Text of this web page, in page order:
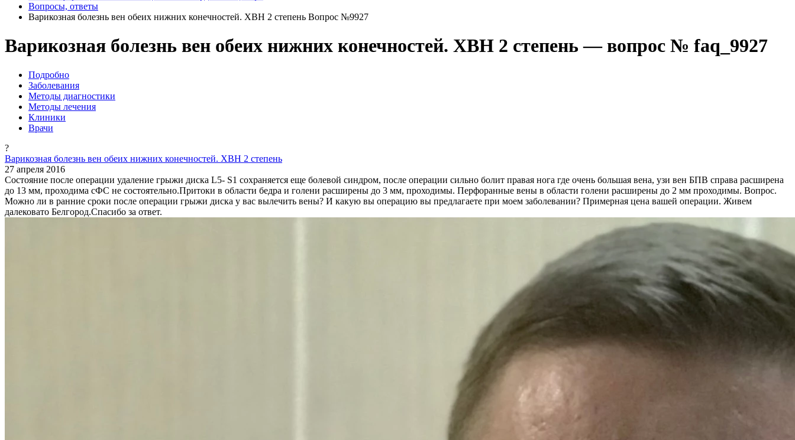
Вопросы, ответы
Варикозная болезнь вен обеих нижних конечностей. ХВН 2 степень Вопрос №9927
Варикозная болезнь вен обеих нижних конечностей. ХВН 2 степень — вопрос № faq_9927
Подробно
Заболевания
Методы диагностики
Методы лечения
Клиники
Врачи
?
Варикозная болезнь вен обеих нижних конечностей. ХВН 2 степень
27 апреля 2016
Состояние после операции удаление грыжи диска L5- S1 сохраняется еще болевой синдром, после операции сильно болит правая нога где очень большая вена, узи вен БПВ справа расширена
до 13 мм, проходима сФС не состоятельно.Притоки в области бедра и голени расширены до 3 мм, проходимы. Перфоранные вены в области голени расширены до 2 мм проходимы. Вопрос.
Можно ли в ранние сроки после операции грыжи диска у вас вылечить вены? И какую вы операцию вы предлагаете при моем заболевании? Примерная цена вашей операции. Живем
далековато Белгород.Спасибо за ответ.